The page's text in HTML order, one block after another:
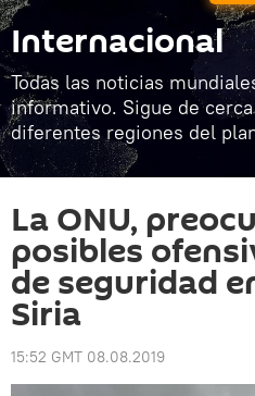
Internacional
Todas las noticias
informativo. Sigue de
diferentes regiones del
La ONU,
posibles
de seguridad
Siria
15:52 GMT 08.08.2019